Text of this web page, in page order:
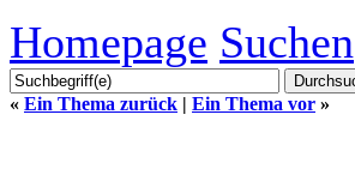
Homepage Suchen
« Ein Thema zurück | Ein Thema vor »